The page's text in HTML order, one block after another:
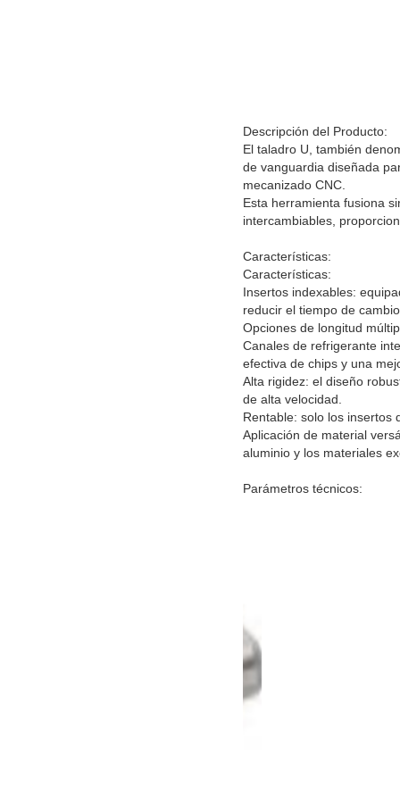
Descripción del Producto:
El taladro U, también
de vanguardia diseñada
mecanizado CNC.
Esta herramienta fusiona
intercambiables,
Características:
Características:
Insertos indexables:
reducir el tiempo de
Opciones de longitud
Canales de refrigerante
efectiva de chips y una
Alta rigidez: el diseño
de alta velocidad.
Rentable: solo los insertos
Aplicación de material
aluminio y los materiales
Parámetros técnicos: